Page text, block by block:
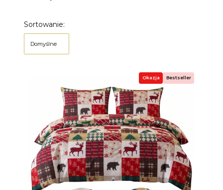
Lista produktów
Sortowanie:
Domyślne
Okazja Bestseller